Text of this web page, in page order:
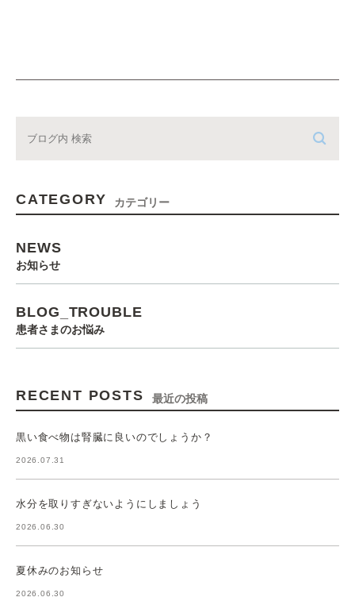
CATEGORY カテゴリー
NEWS
お知らせ
BLOG_TROUBLE
患者さまのお悩み
RECENT POSTS 最近の投稿
黒い食べ物は腎臓に良いのでしょうか？
2026.07.31
水分を取りすぎないようにしましょう
2026.06.30
夏休みのお知らせ
2026.06.30